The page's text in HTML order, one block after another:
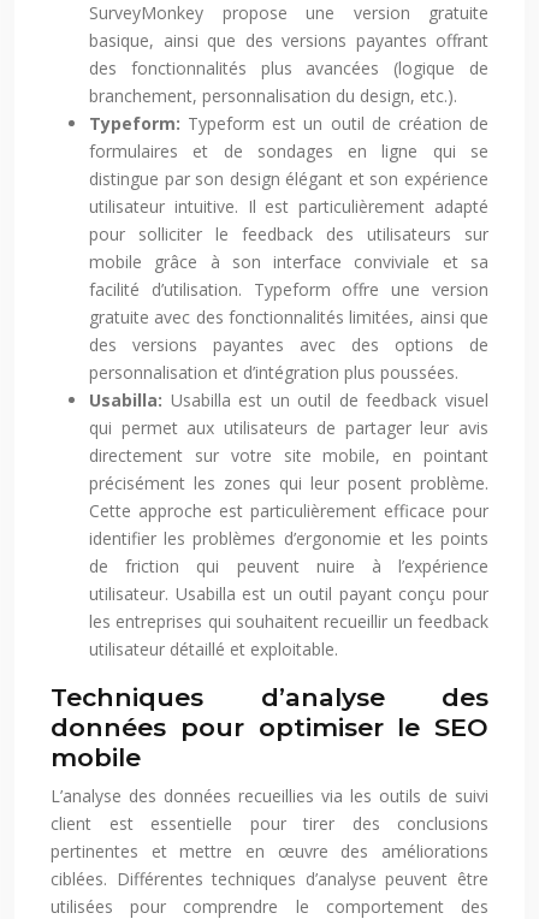
SurveyMonkey propose une version gratuite
basique, ainsi que des versions payantes offrant
des fonctionnalités plus avancées (logique de
branchement, personnalisation du design, etc.).
Typeform: Typeform est un outil de création de
formulaires et de sondages en ligne qui se
distingue par son design élégant et son expérience
utilisateur intuitive. Il est particulièrement adapté
pour solliciter le feedback des utilisateurs sur
mobile grâce à son interface conviviale et sa
facilité d’utilisation. Typeform offre une version
gratuite avec des fonctionnalités limitées, ainsi que
des versions payantes avec des options de
personnalisation et d’intégration plus poussées.
Usabilla: Usabilla est un outil de feedback visuel
qui permet aux utilisateurs de partager leur avis
directement sur votre site mobile, en pointant
précisément les zones qui leur posent problème.
Cette approche est particulièrement efficace pour
identifier les problèmes d’ergonomie et les points
de friction qui peuvent nuire à l’expérience
utilisateur. Usabilla est un outil payant conçu pour
les entreprises qui souhaitent recueillir un feedback
utilisateur détaillé et exploitable.
Techniques d’analyse des
données pour optimiser le SEO
mobile
L’analyse des données recueillies via les outils de suivi
client est essentielle pour tirer des conclusions
pertinentes et mettre en œuvre des améliorations
ciblées. Différentes techniques d’analyse peuvent être
utilisées pour comprendre le comportement des